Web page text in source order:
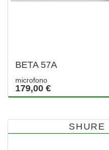
BETA 57A
microfono
179,00 €
SHURE